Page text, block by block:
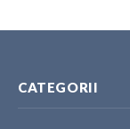
CATEGORII